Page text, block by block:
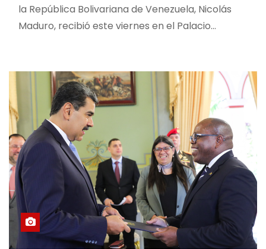
la República Bolivariana de Venezuela, Nicolás
Maduro, recibió este viernes en el Palacio…